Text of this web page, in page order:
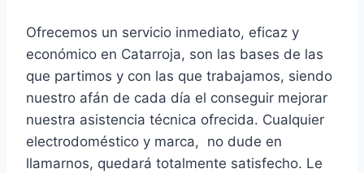
Ofrecemos un servicio inmediato, eficaz y
económico en Catarroja, son las bases de las
que partimos y con las que trabajamos, siendo
nuestro afán de cada día el conseguir mejorar
nuestra asistencia técnica ofrecida. Cualquier
electrodoméstico y marca, no dude en
llamarnos, quedará totalmente satisfecho. Le